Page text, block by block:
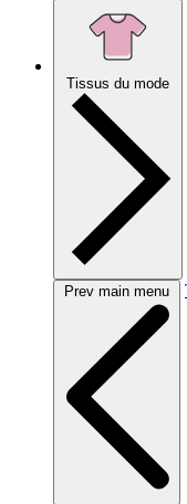
Tissus du mode
Prev main menu